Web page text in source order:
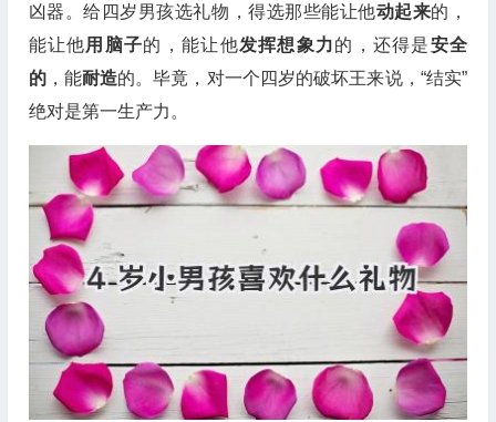
凶器。给四岁男孩选礼物，得选那些能让他动起来的，
能让他用脑子的，能让他发挥想象力的，还得是安全
的，能耐造的。毕竟，对一个四岁的破坏王来说，“结实”
绝对是第一生产力。